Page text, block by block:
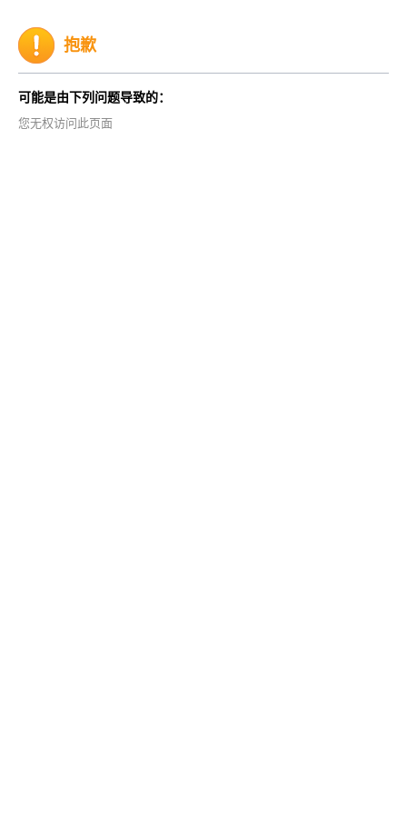
抱歉
可能是由下列问题导致的：
您无权访问此页面